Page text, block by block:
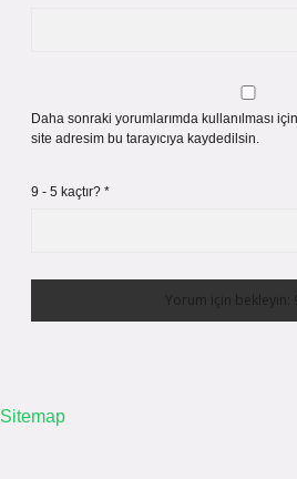
Daha sonraki yorumlarımda kullanılması
site adresim bu tarayıcıya kaydedilsin.
9 - 5 kaçtır? *
Sitemap